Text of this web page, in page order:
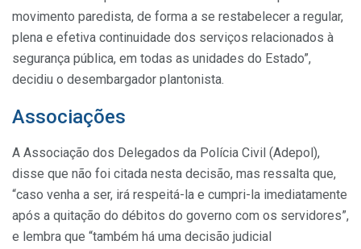
movimento paredista, de forma a se restabelecer a regular,
plena e efetiva continuidade dos serviços relacionados à
segurança pública, em todas as unidades do Estado”,
decidiu o desembargador plantonista.
Associações
A Associação dos Delegados da Polícia Civil (Adepol),
disse que não foi citada nesta decisão, mas ressalta que,
“caso venha a ser, irá respeitá-la e cumpri-la imediatamente
após a quitação do débitos do governo com os servidores”,
e lembra que “também há uma decisão judicial